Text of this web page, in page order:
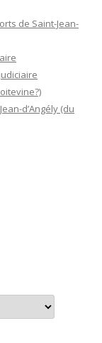
de Saint-Jean-
d’Angély (du